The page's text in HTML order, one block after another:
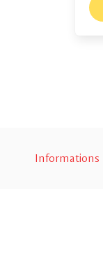
Informations